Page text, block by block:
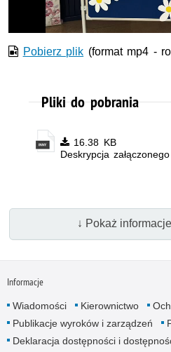
Pobierz plik (format mp4 -
Pliki do pobrania
16.38 KB
Deskrypcja
↓ Pokaż
Informacje
Wiadomości Kierownictwo
Publikacje wyroków i zarządzeń
Deklaracja dostępności i